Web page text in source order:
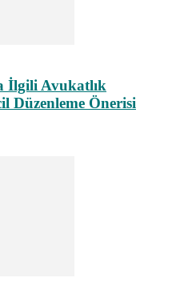
İlgili Avukatlık
Düzenleme Önerisi